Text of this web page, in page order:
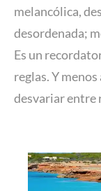
melancólica,
desordenada;
Es un
reglas. Y
desvariar entre